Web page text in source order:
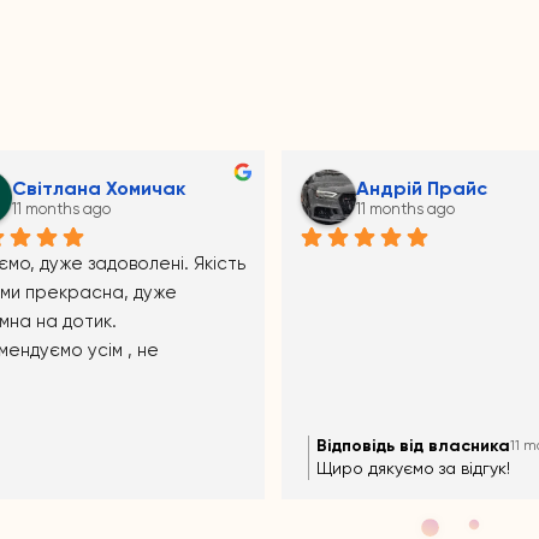
Mala_07 Melniik
11 months ago
Аноним
11 months ago
Відповідь від власника11
Щиро дякуємо за відгук!!!))